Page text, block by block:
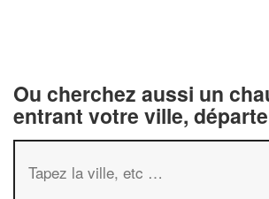
Ou cherchez aussi un
entrant votre ville,